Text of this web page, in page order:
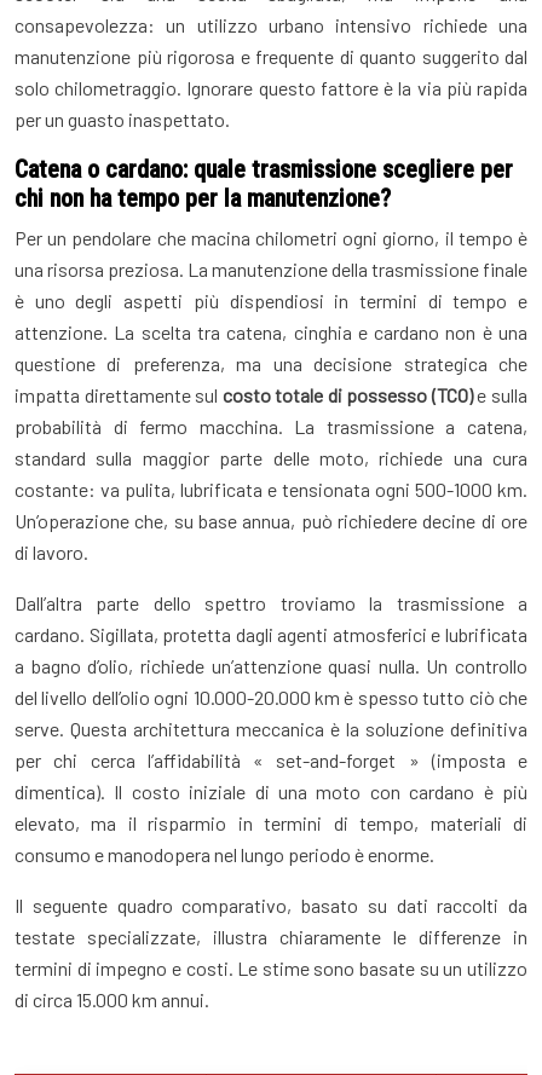
consapevolezza: un utilizzo urbano intensivo richiede una
manutenzione più rigorosa e frequente di quanto suggerito dal
solo chilometraggio. Ignorare questo fattore è la via più rapida
per un guasto inaspettato.
Catena o cardano: quale trasmissione scegliere per
chi non ha tempo per la manutenzione?
Per un pendolare che macina chilometri ogni giorno, il tempo è
una risorsa preziosa. La manutenzione della trasmissione finale
è uno degli aspetti più dispendiosi in termini di tempo e
attenzione. La scelta tra catena, cinghia e cardano non è una
questione di preferenza, ma una decisione strategica che
impatta direttamente sul costo totale di possesso (TCO)e sulla
probabilità di fermo macchina. La trasmissione a catena,
standard sulla maggior parte delle moto, richiede una cura
costante: va pulita, lubrificata e tensionata ogni 500-1000 km.
Un’operazione che, su base annua, può richiedere decine di ore
di lavoro.
Dall’altra parte dello spettro troviamo la trasmissione a
cardano. Sigillata, protetta dagli agenti atmosferici e lubrificata
a bagno d’olio, richiede un’attenzione quasi nulla. Un controllo
del livello dell’olio ogni 10.000-20.000 km è spesso tutto ciò che
serve. Questa architettura meccanica è la soluzione definitiva
per chi cerca l’affidabilità « set-and-forget » (imposta e
dimentica). Il costo iniziale di una moto con cardano è più
elevato, ma il risparmio in termini di tempo, materiali di
consumo e manodopera nel lungo periodo è enorme.
Il seguente quadro comparativo, basato su dati raccolti da
testate specializzate, illustra chiaramente le differenze in
termini di impegno e costi. Le stime sono basate su un utilizzo
di circa 15.000 km annui.